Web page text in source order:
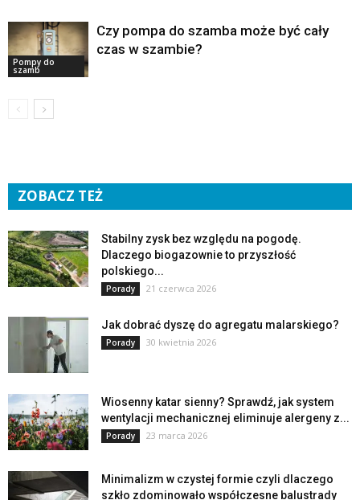
Pompy do
szamb
Czy pompa do szamba może być cały
czas w szambie?
ZOBACZ TEŻ
Stabilny zysk bez względu na pogodę.
Dlaczego biogazownie to przyszłość
polskiego...
Porady 21 czerwca 2026
Jak dobrać dyszę do agregatu malarskiego?
Porady 30 kwietnia 2026
Wiosenny katar sienny? Sprawdź, jak system
wentylacji mechanicznej eliminuje alergeny z...
Porady 23 marca 2026
Minimalizm w czystej formie czyli dlaczego
szkło zdominowało współczesne balustrady